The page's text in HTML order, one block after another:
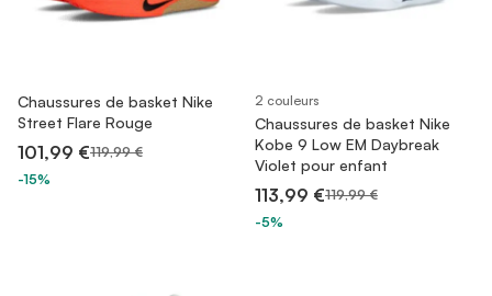
Chaussures de basket Nike
Street Flare Rouge
101,99 €119,99 €
-15%
2 couleurs
Chaussures de basket Nike
Kobe 9 Low EM Daybreak
Violet pour enfant
113,99 €119,99 €
-5%